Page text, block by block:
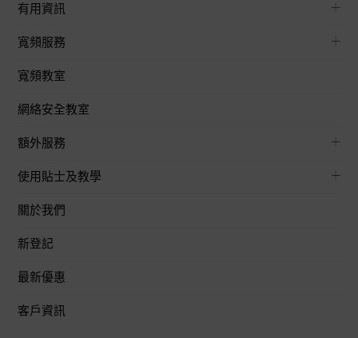
有用資訊
寬頻服務
寬頻教室
網絡安全教室
額外服務
使用貼士及教學
關於我們
新登記
最新優惠
客戶資訊